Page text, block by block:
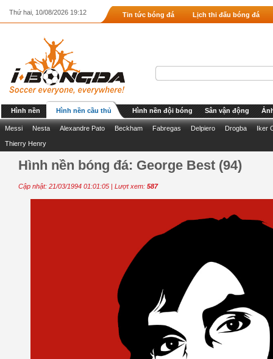
Thứ hai, 10/08/2026 19:12 Tin tức bóng đá Lịch thi đấu bóng đá
Hình nền Hình nền cầu thủ Hình nền đội bóng Sân vận động
Messi Nesta Alexandre Pato Beckham Fabregas Delpiero Drogba Iker
Thierry Henry
Hình nền bóng đá: George Best (94)
Cập nhật: 21/03/1994 01:01:05 | Lượt xem: 587